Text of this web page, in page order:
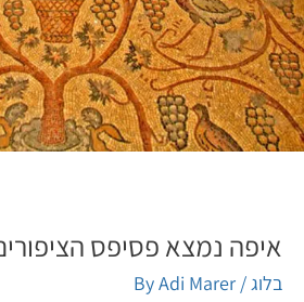
איפה נמצא פסיפס הציפורים?
בלוג/ By
Adi Marer